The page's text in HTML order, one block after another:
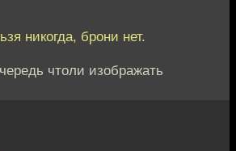
никогда, брони нет.
чтоли изображать